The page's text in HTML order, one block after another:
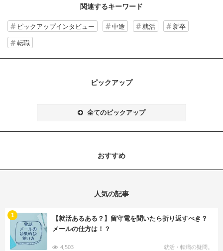
関連するキーワード
ピックアップインタビュー 中途 就活
新卒
転職
ピックアップ
全てのピックアップ
おすすめ
人気の記事
【就活あるある？】留守電を聞いたら折り返すべき？
メールの仕方は！？
4,503 就活・転職の疑問。
1